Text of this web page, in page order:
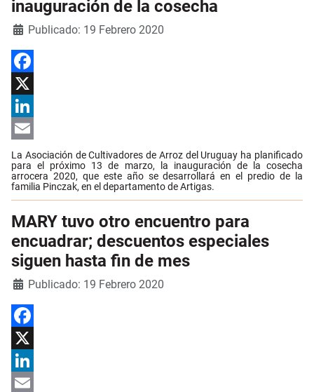
inauguración de la cosecha
DetallesPublicado: 19 Febrero 2020
Facebook
X
LinkedIn
Email
La Asociación de Cultivadores de Arroz del Uruguay ha planificado
para el próximo 13 de marzo, la inauguración de la cosecha
arrocera 2020, que este año se desarrollará en el predio de la
familia Pinczak, en el departamento de Artigas.
MARY tuvo otro encuentro para
encuadrar; descuentos especiales
siguen hasta fin de mes
Detalles
Publicado: 19 Febrero 2020
Facebook
X
LinkedIn